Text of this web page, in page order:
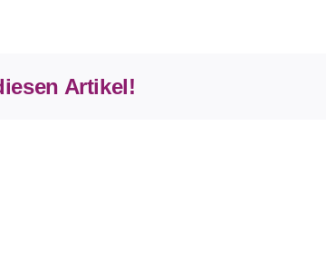
Artikel!